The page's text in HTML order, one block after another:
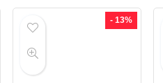
- 13%